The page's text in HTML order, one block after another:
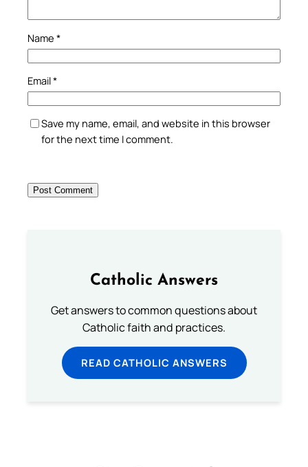
Name *
Email*
Save my name, email, and website in this browser
for the next time I comment.
Catholic Answers
Get answers to common questions about
Catholic faith and practices.
READ CATHOLIC ANSWERS